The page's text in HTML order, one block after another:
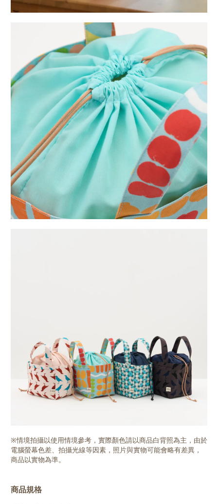
※情境拍攝以使用情境參考，實際顏色請以商品白背照為主，由於
電腦螢幕色差、拍攝光線等因素，照片與實物可能會略有差異，
商品以實物為準。
商品規格